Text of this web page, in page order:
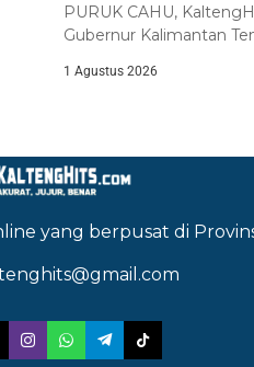
PURUK CAHU,
Gubernur Kalimantan
1 Agustus 2026
yang berpusat di